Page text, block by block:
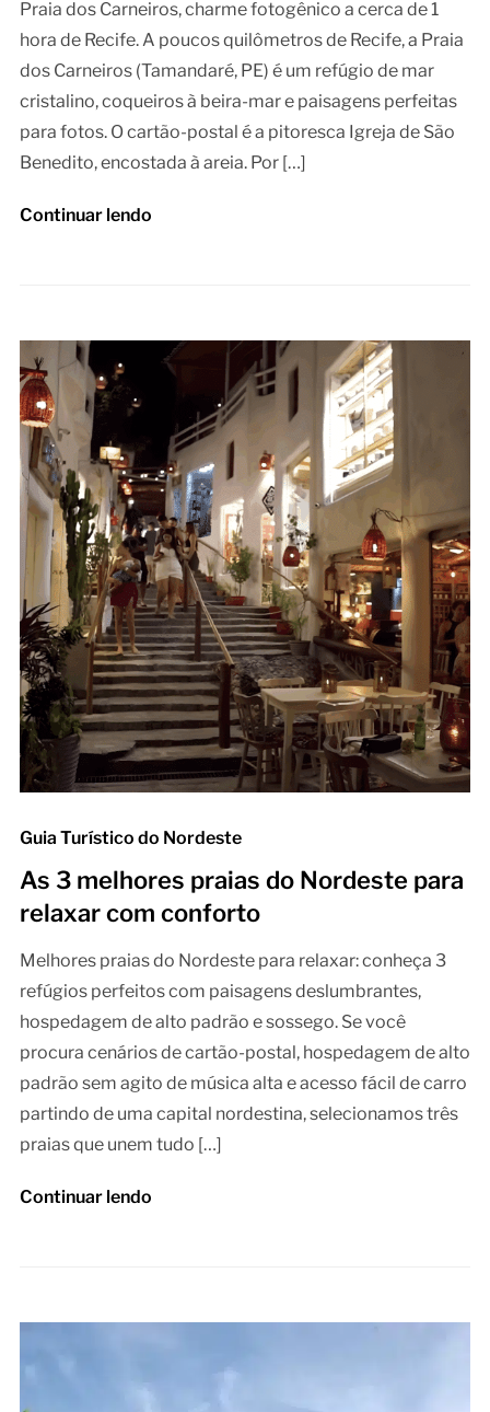
Praia dos Carneiros, charme fotogênico a cerca de 1
hora de Recife. A poucos quilômetros de Recife, a Praia
dos Carneiros (Tamandaré, PE) é um refúgio de mar
cristalino, coqueiros à beira-mar e paisagens perfeitas
para fotos. O cartão-postal é a pitoresca Igreja de São
Benedito, encostada à areia. Por […]
Continuar lendo
Guia Turístico do Nordeste
As 3 melhores praias do Nordeste para
relaxar com conforto
Melhores praias do Nordeste para relaxar: conheça 3
refúgios perfeitos com paisagens deslumbrantes,
hospedagem de alto padrão e sossego. Se você
procura cenários de cartão-postal, hospedagem de alto
padrão sem agito de música alta e acesso fácil de carro
partindo de uma capital nordestina, selecionamos três
praias que unem tudo […]
Continuar lendo